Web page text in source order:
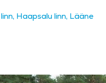
Haapsalu linn, Lääne